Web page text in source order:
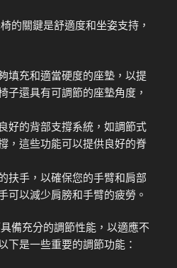
的關鍵是舒適度和坐姿支持，
填充和適當硬度的座墊，以提
子還具有可調節的座墊角度，
好的背部支撐系統，如調節式
，這些功能可以提供良好的脊
扶手，以確保您的手臂和肩部
可以減少肩膀和手臂的疲勞。
備充分的調節性能，以適應不
下是一些重要的調節功能：